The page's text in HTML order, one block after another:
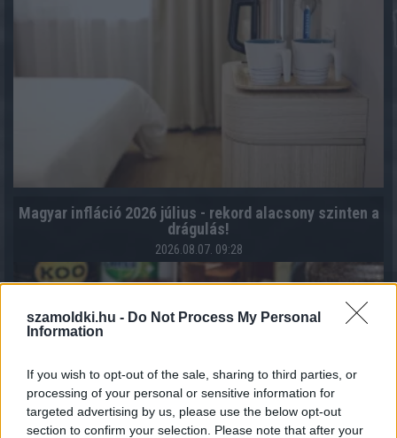
szamoldki.hu - Do Not Process My Personal
Information
If you wish to opt-out of the sale, sharing to third parties, or
processing of your personal or sensitive information for
targeted advertising by us, please use the below opt-out
section to confirm your selection. Please note that after your
Magyar infláció 2026 július - rekord alacsony szinten a
drágulás!
2026.08.07. 09:28